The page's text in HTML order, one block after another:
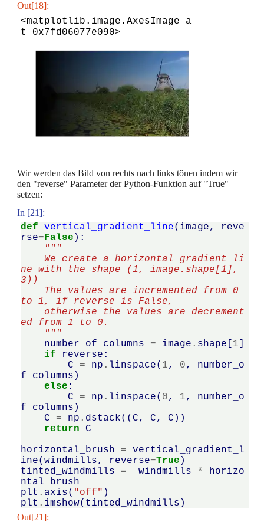
Out[18]:
<matplotlib.image.AxesImage a
t 0x7fd06077e090>
Wir werden das Bild von rechts nach links tönen indem wir
den "reverse" Parameter der Python-Funktion auf "True"
setzen:
In [21]:
def vertical_gradient_line( image,
reve
rse=False ):
"""
    We create a horizontal gradient li
ne with the shape (1, image.shape[1],
3))
to 1, if reverse is False,
ed from 1 to 0.
    """
number_of_columns
= image . shape 1
if
reverse :
C
= np . linspace( 1, 0,
number_o
f_columns )
else :
C
= np . linspace( 0, 1,
number_o
f_columns )
C
= np . dstack(( C, C, C ))
return
C
horizontal_brush
=
vertical_gradient_l
ine(windmills, reverse=True )
tinted_windmills
= windmills *
horizo
ntal_brush
plt . axis( "off" )
plt . imshow( tinted_windmills )
Out[21]: